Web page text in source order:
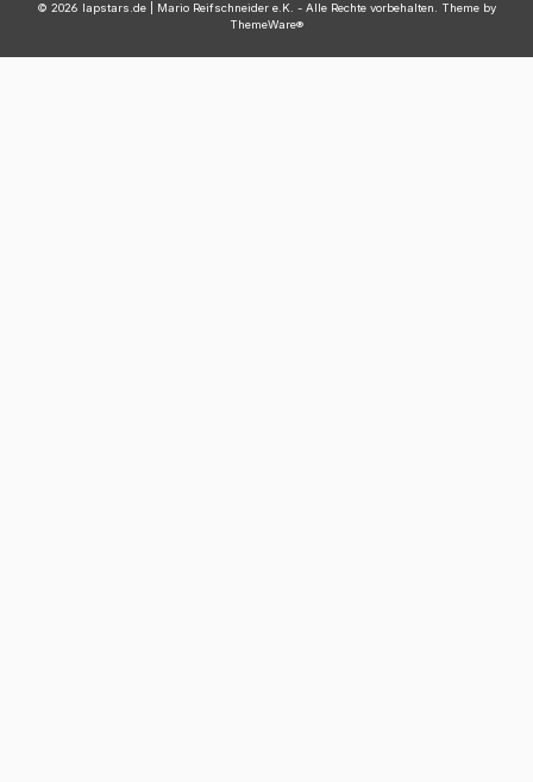
© 2026 lapstars.de | Mario Reifschneider e.K. - Alle Rechte vorbehalten. Theme by
ThemeWare®